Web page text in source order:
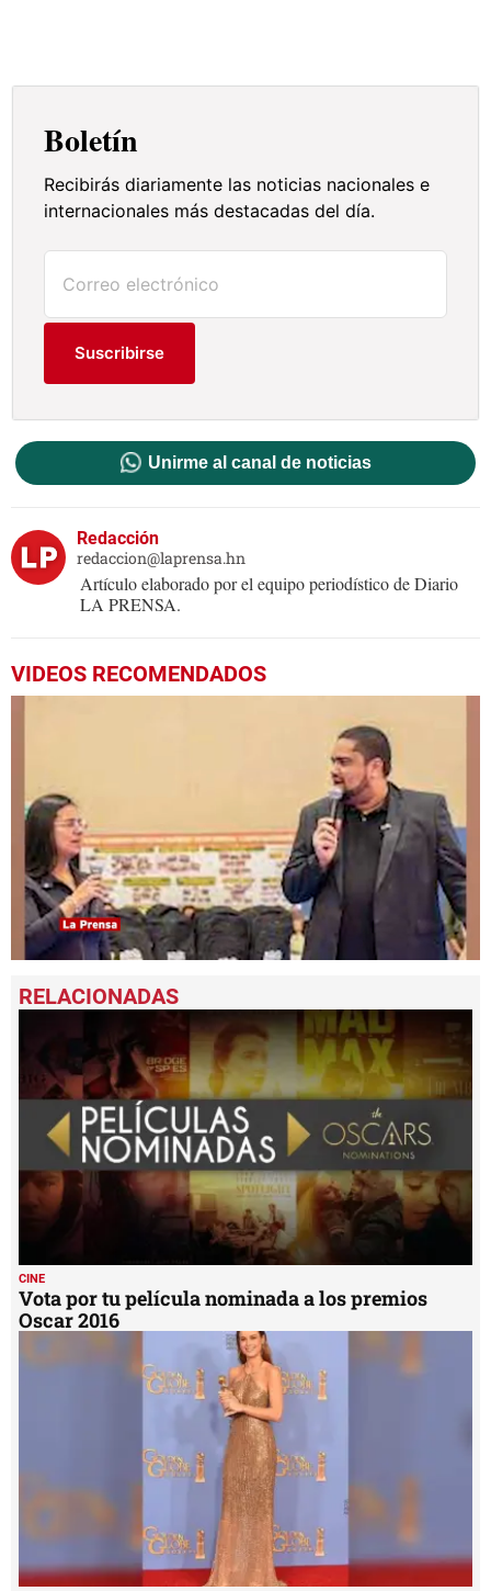
Boletín
Recibirás diariamente las noticias nacionales e
internacionales más destacadas del día.
Suscribirse
Unirme al canal de noticias
Redacción
redaccion@laprensa.hn
Artículo elaborado por el equipo periodístico de Diario
LA PRENSA.
VIDEOS RECOMENDADOS
seconds
of
seconds
CINE
Vota por tu película nominada a los premios
Oscar 2016